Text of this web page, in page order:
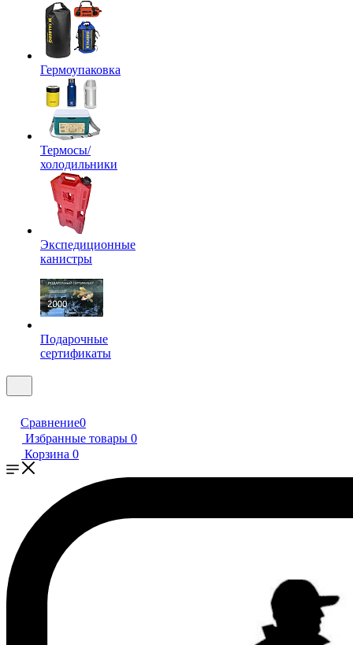
Гермоупаковка
Термосы/
холодильники
Экспедиционные
канистры
Подарочные
сертификаты
Сравнение0
Избранные товары 0
Корзина 0